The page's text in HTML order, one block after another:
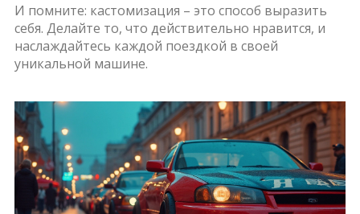
И помните: кастомизация – это способ выразить
себя. Делайте то, что действительно нравится, и
наслаждайтесь каждой поездкой в своей
уникальной машине.